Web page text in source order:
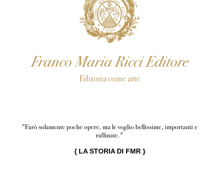
Franco Maria Ricci Editore
Editoria come arte
"Farò solamente poche opere, ma le voglio bellissime, importanti e
raffinate."
{ LA STORIA DI FMR}